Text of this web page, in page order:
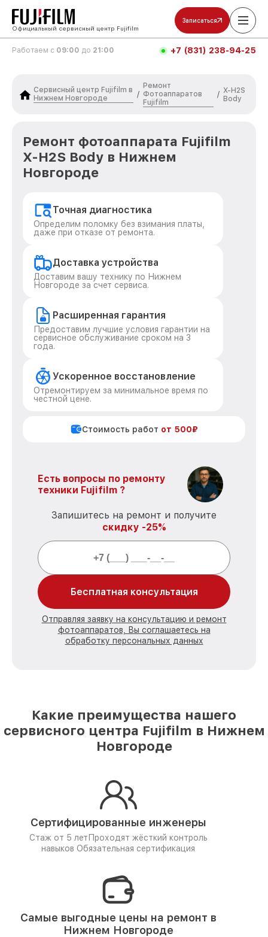
Официальный сервисный центр Fujifilm
Записаться
Работаем с 09:00 до 21:00 +7 (831) 238-94-25
Сервисный центр Fujifilm в
Нижнем Новгороде
/
Ремонт
Фотоаппаратов
Fujifilm
/ X-H2S
Body
Ремонт фотоаппарата Fujifilm
X-H2S Body в Нижнем
Новгороде
Точная диагностика
Определим поломку без взимания платы,
даже при отказе от ремонта.
Доставка устройства
Доставим вашу технику по Нижнем
Новгороде за счет сервиса.
Расширенная гарантия
Предоставим лучшие условия гарантии на
сервисное обслуживание сроком на 3
года.
Ускоренное восстановление
Отремонтируем за минимальное время по
честной цене.
Стоимость работ от 500₽
Есть вопросы по ремонту
техники Fujifilm ?
Запишитесь на ремонт и получите
скидку -25%
Бесплатная консультация
Отправляя заявку на консультацию и ремонт
фотоаппаратов, Вы соглашаетесь на
обработку персональных данных
Какие преимущества нашего
сервисного центра Fujifilm в Нижнем
Новгороде
Сертифицированные инженеры
Стаж от 5 лет Проходят жёсткий контроль
навыков Обязательная сертификация
Самые выгодные цены на ремонт в
Нижнем Новгороде